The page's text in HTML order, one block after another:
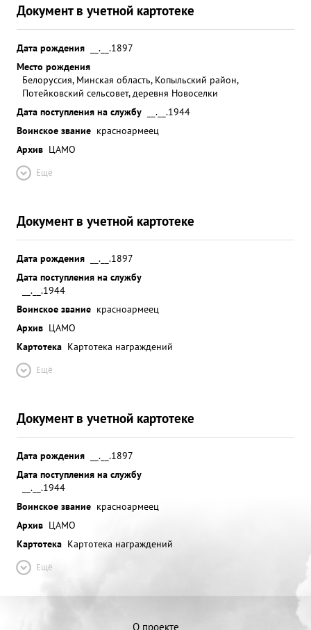
Документ в учетной картотеке
Дата рождения
__.__.1897
Место рождения
Белоруссия, Минская область, Копыльский район,
Потейковский сельсовет, деревня Новоселки
Дата поступления на службу
__.__.1944
Воинское звание красноармеец
Архив ЦАМО
Ещё
Документ в учетной картотеке
Дата рождения
__.__.1897
Дата поступления на службу
__.__.1944
Воинское звание красноармеец
Архив ЦАМО
Картотека Картотека награждений
Ещё
Документ в учетной картотеке
Дата рождения
__.__.1897
Дата поступления на службу
__.__.1944
Воинское звание красноармеец
Архив ЦАМО
Картотека Картотека награждений
Ещё
О проекте